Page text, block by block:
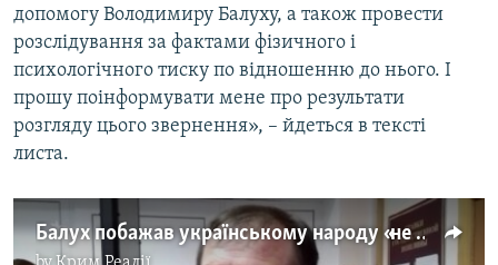
допомогу Володимиру Балуху, а також провести
розслідування за фактами фізичного і
психологічного тиску по відношенню до нього. І
прошу поінформувати мене про результати
розгляду цього звернення», – йдеться в тексті
листа.
Балух побажав українському народу «не здаватися» (відео)